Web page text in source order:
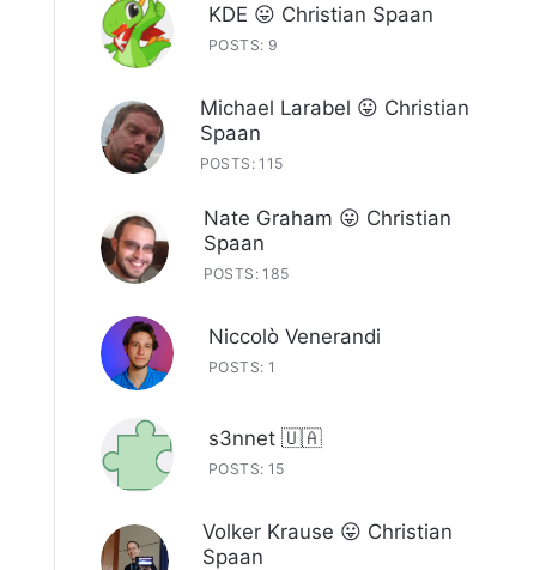
KDE 😛 Christian Spaan
POSTS: 9
Michael Larabel 😛 Christian
Spaan
POSTS: 115
Nate Graham 😛 Christian
Spaan
POSTS: 185
Niccolò Venerandi
POSTS: 1
s3nnet 🇺🇦
POSTS: 15
Volker Krause 😛 Christian
Spaan